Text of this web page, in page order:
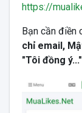
https://
Bạn cần điền
chỉ email,
"Tôi đồng ý..."